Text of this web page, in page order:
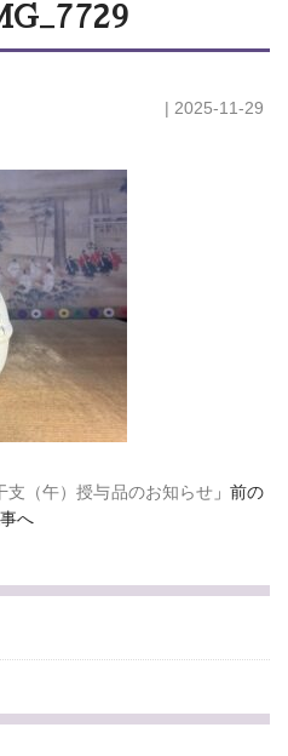
| 2025-11-29
（午）授与品のお知らせ 」前の
へ